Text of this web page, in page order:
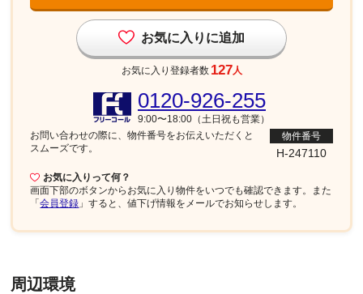
お気に入りに追加
お気に入り登録者数 127人
お気に入りって何？
画面下部のボタンからお気に入り物件をいつでも確認できます。また
「会員登録 」すると、値下げ情報をメールでお知らせします。
0120-926-255
9:00〜18:00（土日祝も営業）
お問い合わせの際に、物件番号をお伝えいただくと
スムーズです。
物件番号
H-247110
周辺環境